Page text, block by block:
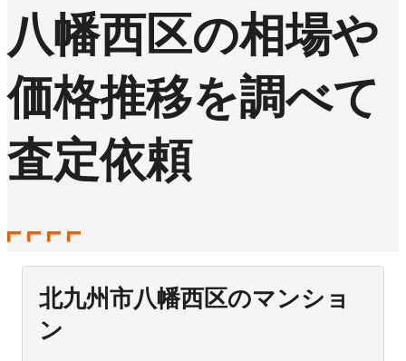
八幡西区の相場や
価格推移を調べて
査定依頼
北九州市八幡西区のマンショ
ン